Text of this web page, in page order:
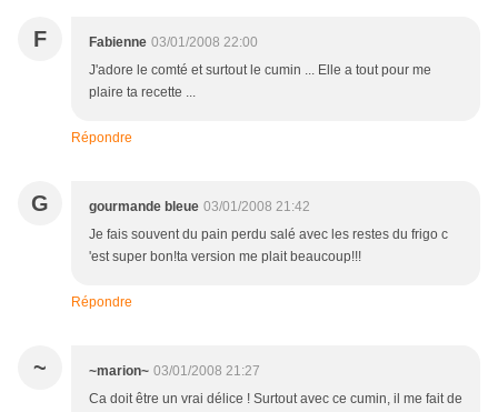
F Fabienne 03/01/2008 22:00
J'adore le comté et surtout le cumin ... Elle a tout pour me
plaire ta recette ...
Répondre
G gourmande bleue 03/01/2008 21:42
Je fais souvent du pain perdu salé avec les restes du frigo c
'est super bon!ta version me plait beaucoup!!!
Répondre
~ ~marion~ 03/01/2008 21:27
Ca doit être un vrai délice ! Surtout avec ce cumin, il me fait de